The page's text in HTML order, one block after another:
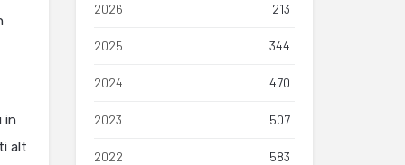
in
alt
2026 213
2025 344
2024 470
2023 507
2022 583